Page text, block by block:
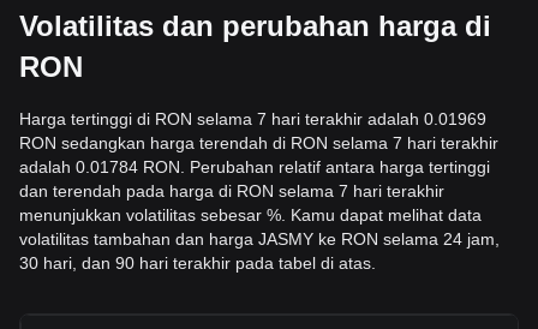
Volatilitas dan perubahan harga di
RON
Harga tertinggi di RON selama 7 hari terakhir adalah 0.01969
RON sedangkan harga terendah di RON selama 7 hari terakhir
adalah 0.01784 RON. Perubahan relatif antara harga tertinggi
dan terendah pada harga di RON selama 7 hari terakhir
menunjukkan volatilitas sebesar %. Kamu dapat melihat data
volatilitas tambahan dan harga JASMY ke RON selama 24 jam,
30 hari, dan 90 hari terakhir pada tabel di atas.